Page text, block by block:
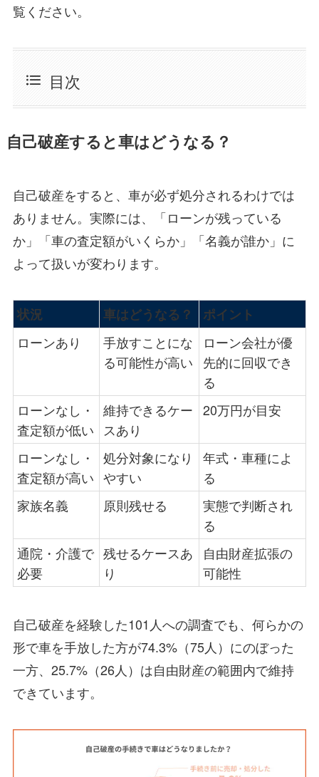
覧ください。
目次
自己破産すると車はどうなる？
自己破産をすると、車が必ず処分されるわけでは
ありません。実際には、「ローンが残っている
か」「車の査定額がいくらか」「名義が誰か」に
よって扱いが変わります。
状況 車はどうなる？
ポイント
ローンあり
手放すことにな
る可能性が高い
ローン会社が優
先的に回収でき
る
ローンなし・
査定額が低い
維持できるケー
スあり
20万円が目安
ローンなし・
査定額が高い
処分対象になり
やすい
年式・車種によ
る
家族名義
原則残せる
実態で判断され
る
通院・介護で
必要
残せるケースあ
り
自由財産拡張の
可能性
自己破産を経験した101人への調査でも、何らかの
形で車を手放した方が74.3%（75人）にのぼった
一方、25.7%（26人）は自由財産の範囲内で維持
できています。